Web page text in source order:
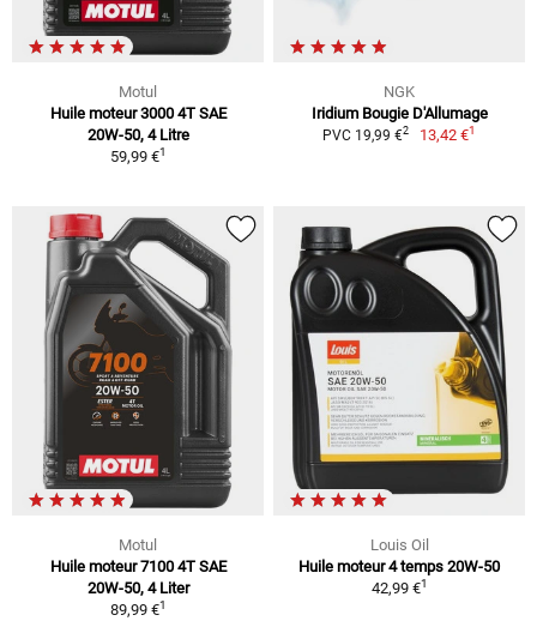
Motul
Huile moteur 3000 4T SAE
20W-50, 4 Litre
59,99 €1
NGK
Iridium Bougie D'Allumage
PVC 19,99 €2 13,42 €1
Motul
Huile moteur 7100 4T SAE
20W-50, 4 Liter
89,99 €1
Louis Oil
Huile moteur 4 temps 20W-50
42,99 €1